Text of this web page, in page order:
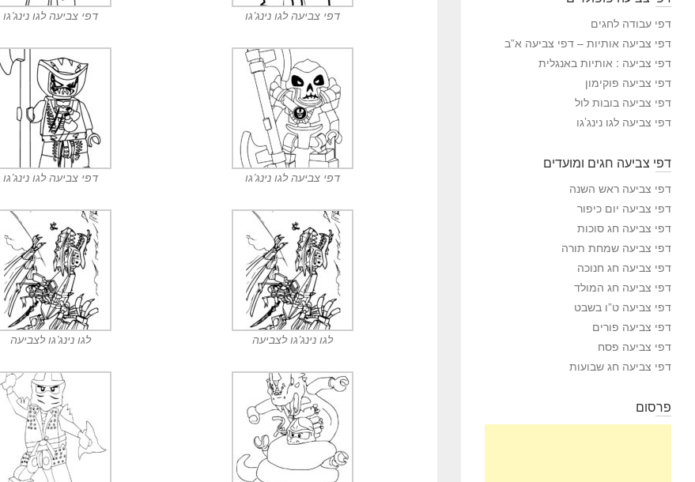
דפי צביעה לגו נינג’גו דפי צביעה לגו נינג’גו
דפי צביעה לגו נינג’גו דפי צביעה לגו נינג’גו
לגו נינג’גו לצביעה לגו נינג’גו לצביעה
י
ה
צ
י
ע
ה
דפי עבודה לחגים
דפי צביעה אותיות – דפי צביעה א”ב
דפי צביעה : אותיות באנגלית
דפי צביעה פוקימון
דפי צביעה בובות לול
דפי צביעה לגו נינג’גו
דפי צביעה חגים ומועדים
דפי צביעה ראש השנה
דפי צביעה יום כיפור
דפי צביעה חג סוכות
דפי צביעה שמחת תורה
דפי צביעה חג חנוכה
דפי צביעה חג המולד
דפי צביעה ט”ו בשבט
דפי צביעה פורים
דפי צביעה פסח
דפי צביעה חג שבועות
פרסום